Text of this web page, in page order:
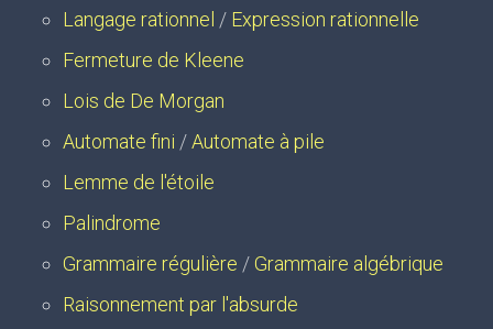
Langage rationnel / Expression rationnelle
Fermeture de Kleene
Lois de De Morgan
Automate fini /Automate à pile
Lemme de l'étoile
Palindrome
Grammaire régulière / Grammaire algébrique
Raisonnement par l'absurde